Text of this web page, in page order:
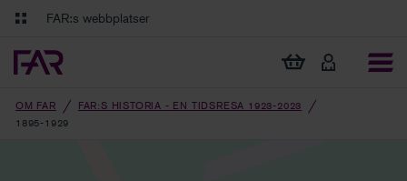
Gå till innehåll
Gå till navigation
Ekonomiska regler på ett och samma ställe
Debatt och fördjupning i branschens frågor
FAR:s webbplatser
Visa min varukorg
OM FAR
FAR:S HISTORIA - EN TIDSRESA 1923-2023
1895-1929